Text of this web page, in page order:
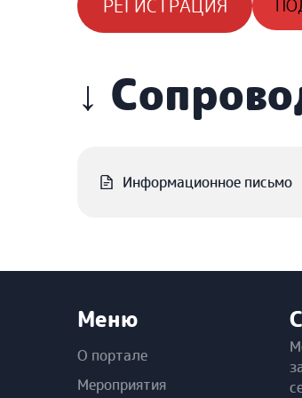
РЕГИСТРАЦИЯ
↓
Информационное письмо
Меню
О портале
Мероприятия